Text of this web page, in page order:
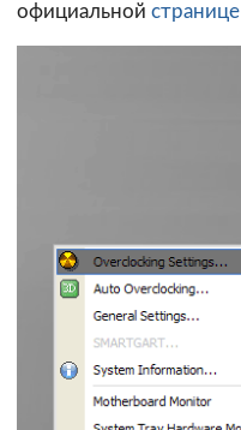
официальной странице